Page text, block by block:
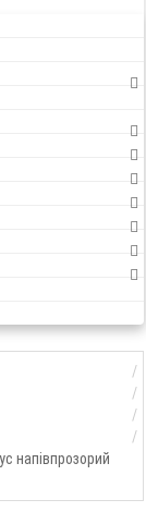
напівпрозорий